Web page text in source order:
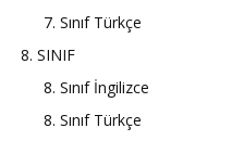
7. Sınıf Türkçe
8. SINIF
8. Sınıf İngilizce
8. Sınıf Türkçe